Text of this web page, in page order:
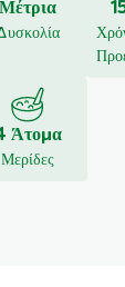
Μέτρια
Άτομα
Μερίδες